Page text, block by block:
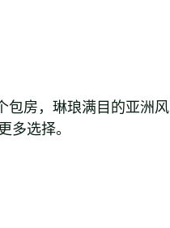
包房，琳琅满目的亚洲风
多选择。